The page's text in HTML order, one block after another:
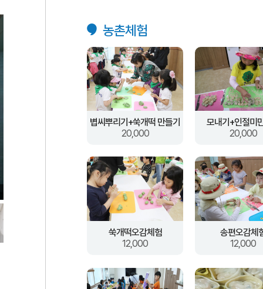
농촌체험
볍씨뿌리기+쑥개떡 만들기
20,000
모내기+인절미
20,000
쑥개떡오감체험
12,000
송편오감체
12,000